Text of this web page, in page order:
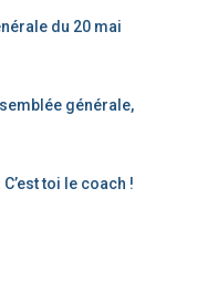
du 20 mai
générale,
toi le coach !